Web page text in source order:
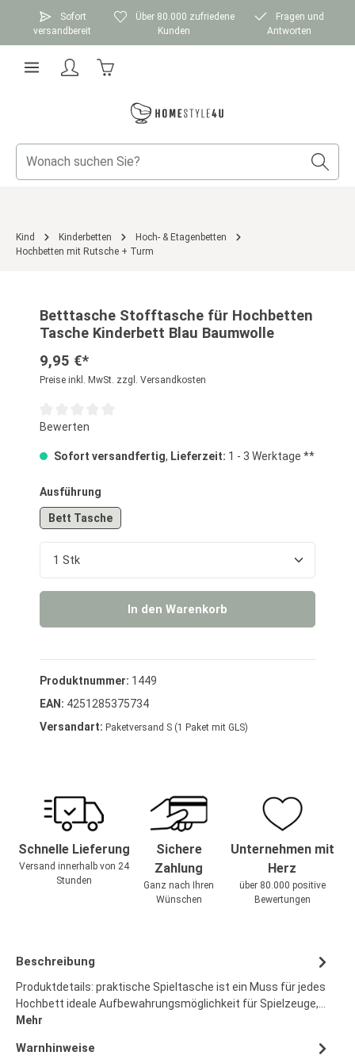
Zum Hauptinhalt springen
Sofort
versandbereit
Über 80.000 zufriedene
Kunden
Fragen und
Antworten
Kind Kinderbetten
Hoch- & Etagenbetten
Hochbetten mit Rutsche + Turm
Betttasche Stofftasche für Hochbetten
Tasche Kinderbett Blau Baumwolle
9,95 €*
Preise inkl. MwSt. zzgl. Versandkosten
Durchschnittliche Bewertung von 0 von 5 Sternen
Bewerten
Sofort versandfertig, Lieferzeit: 1 - 3 Werktage **
Ausführung
Bett Tasche
Produkt Anzahl: Gib den gewünschten Wert
In den Warenkorb
Produktnummer: 1449
EAN: 4251285375734
Versandart:
Paketversand S (1 Paket mit GLS)
Schnelle Lieferung
Versand innerhalb von 24
Stunden
Sichere
Zahlung
Ganz nach Ihren
Wünschen
Unternehmen mit
Herz
über 80.000 positive
Bewertungen
Beschreibung
Produktdetails: praktische Spieltasche ist ein Muss für jedes
Hochbett ideale Aufbewahrungsmöglichkeit für Spielzeuge,…
Mehr
Warnhinweise